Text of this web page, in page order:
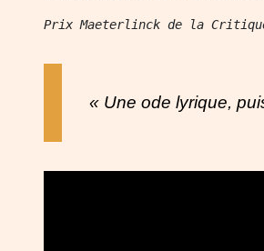
Prix Maeterlinck de la
« Une ode lyrique,